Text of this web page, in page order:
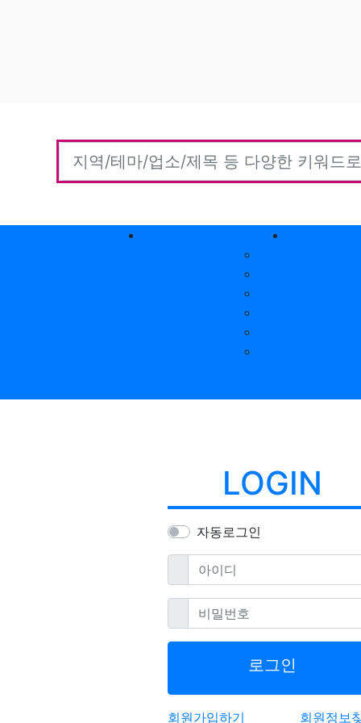
LOGIN
자동로그인
아이디필수
비밀번호필수
로그인
회원가입하기 회원정보